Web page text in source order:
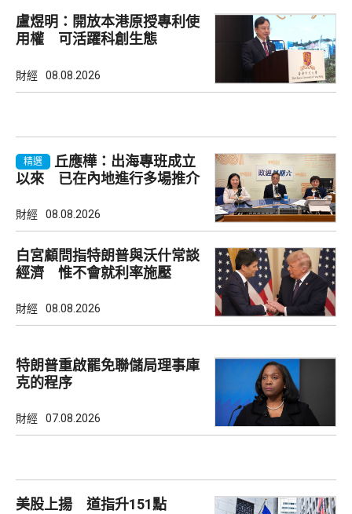
盧煜明：開放本港原授專利使
用權 可活躍科創生態
財經 08.08.2026
精選
丘應樺：出海專班成立
以來 已在內地進行多場推介
財經 08.08.2026
白宮顧問指特朗普與沃什常談
經濟 惟不會就利率施壓
財經 08.08.2026
特朗普重啟罷免聯儲局理事庫
克的程序
財經 07.08.2026
美股上揚 道指升151點